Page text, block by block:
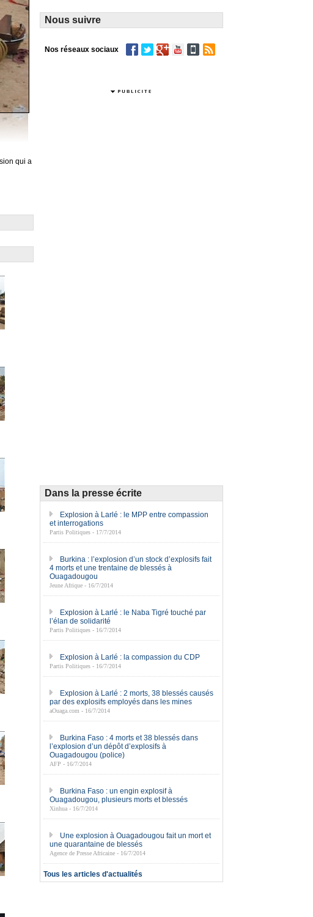
Nous suivre
Nos réseaux sociaux
Dans la presse écrite
Explosion à Larlé : le MPP entre compassion
et interrogations
Partis Politiques - 17/7/2014
Burkina : l’explosion d’un stock d’explosifs fait
4 morts et une trentaine de blessés à
Ouagadougou
Jeune Afrique - 16/7/2014
Explosion à Larlé : le Naba Tigré touché par
l’élan de solidarité
Partis Politiques - 16/7/2014
Explosion à Larlé : la compassion du CDP
Partis Politiques - 16/7/2014
Explosion à Larlé : 2 morts, 38 blessés causés
par des explosifs employés dans les mines
aOuaga.com - 16/7/2014
Burkina Faso : 4 morts et 38 blessés dans
l’explosion d’un dépôt d’explosifs à
Ouagadougou (police)
AFP - 16/7/2014
Burkina Faso : un engin explosif à
Ouagadougou, plusieurs morts et blessés
Xinhua - 16/7/2014
Une explosion à Ouagadougou fait un mort et
une quarantaine de blessés
Agence de Presse Africaine - 16/7/2014
Tous les articles d'actualités
qui a